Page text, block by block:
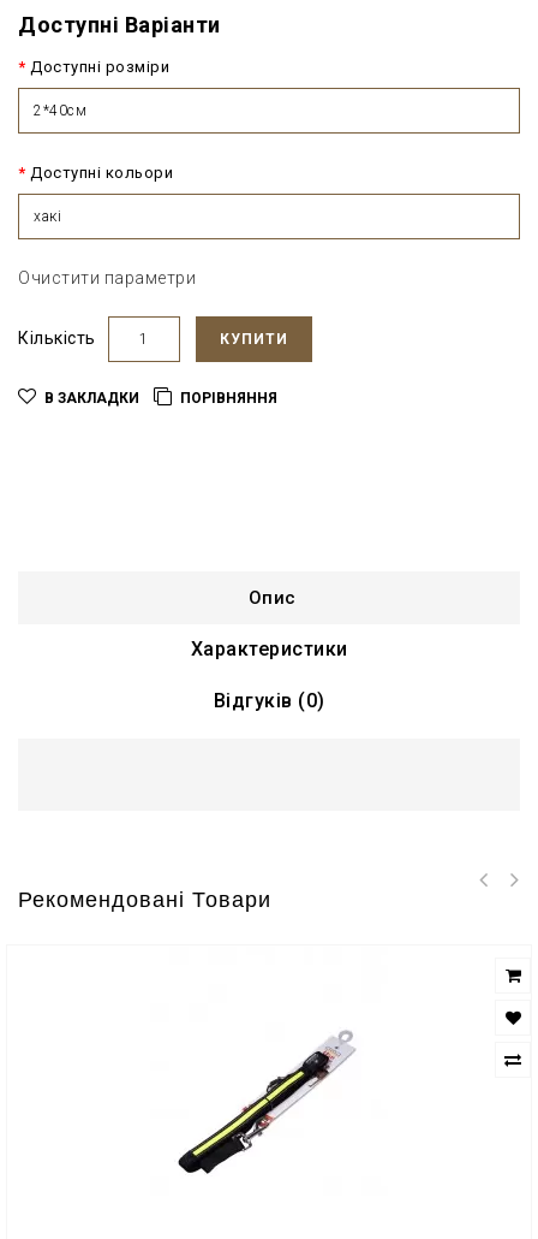
Доступні Варіанти
Доступні розміри
2*40см
Доступні кольори
хакі
Очистити параметри
Кількість КУПИТИ
В ЗАКЛАДКИ ПОРІВНЯННЯ
Опис
Характеристики
Відгуків (0)
Рекомендовані Товари